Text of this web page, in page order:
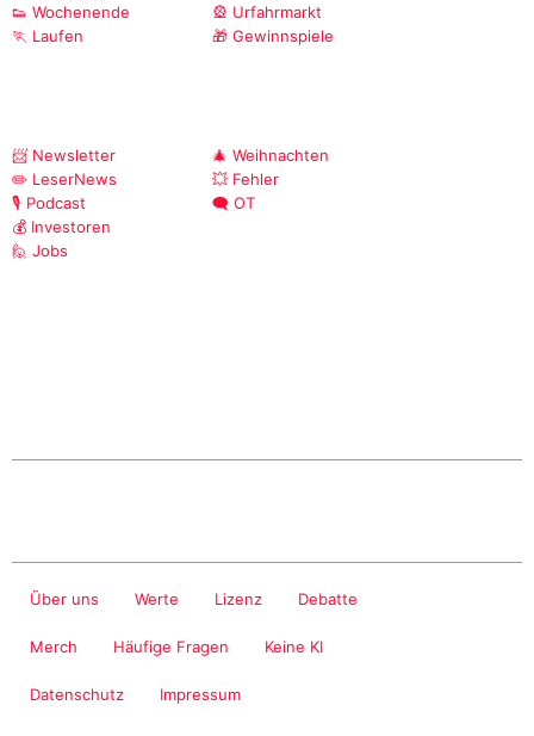
👟 Wochenende
🏃 Laufen
🎡 Urfahrmarkt
🎁 Gewinnspiele
📨 Newsletter
✏️ LeserNews
🎙️ Podcast
💰 Investoren
🙋 Jobs
🎄 Weihnachten
💥 Fehler
🗨️ OT
Über uns Werte Lizenz Debatte
Merch Häufige Fragen Keine KI
Datenschutz Impressum